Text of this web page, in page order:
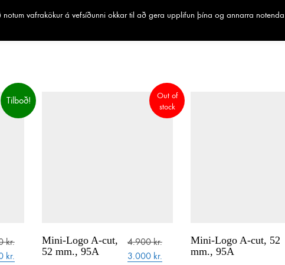
Tilboð!
kr.
kr. Current
Out of
stock
Mini-Logo A-cut,
52 mm., 95A
4.900kr.
Original
3.000 kr. Current
Mini-Logo A-cut, 52
mm., 95A
vafrakökur á vefsíðunni okkar til að gera upplifun þína og annarra notenda